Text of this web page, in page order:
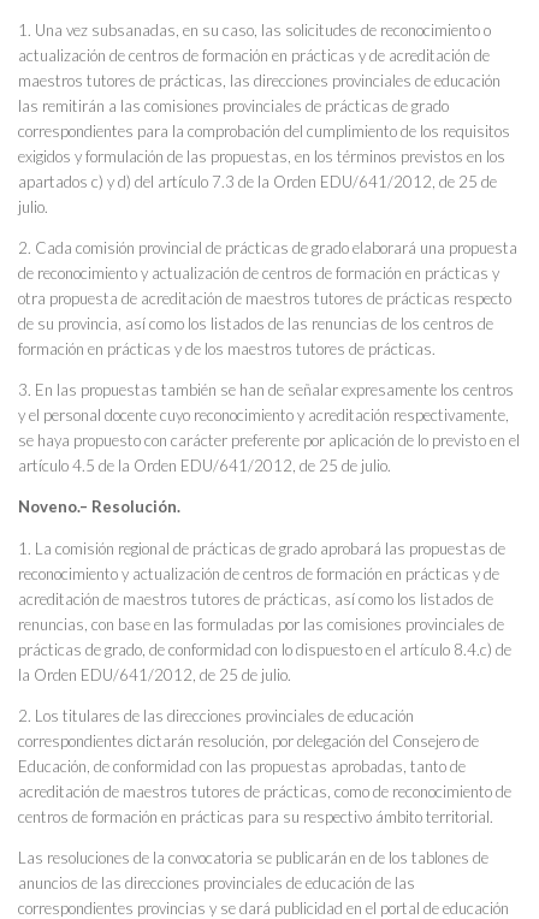
1. Una vez subsanadas, en su caso, las solicitudes de reconocimiento o
actualización de centros de formación en prácticas y de acreditación de
maestros tutores de prácticas, las direcciones provinciales de educación
las remitirán a las comisiones provinciales de prácticas de grado
correspondientes para la comprobación del cumplimiento de los requisitos
exigidos y formulación de las propuestas, en los términos previstos en los
apartados c) y d) del artículo 7.3 de la Orden EDU/641/2012, de 25 de
julio.
2. Cada comisión provincial de prácticas de grado elaborará una propuesta
de reconocimiento y actualización de centros de formación en prácticas y
otra propuesta de acreditación de maestros tutores de prácticas respecto
de su provincia, así como los listados de las renuncias de los centros de
formación en prácticas y de los maestros tutores de prácticas.
3. En las propuestas también se han de señalar expresamente los centros
y el personal docente cuyo reconocimiento y acreditación respectivamente,
se haya propuesto con carácter preferente por aplicación de lo previsto en el
artículo 4.5 de la Orden EDU/641/2012, de 25 de julio.
Noveno.– Resolución.
1. La comisión regional de prácticas de grado aprobará las propuestas de
reconocimiento y actualización de centros de formación en prácticas y de
acreditación de maestros tutores de prácticas, así como los listados de
renuncias, con base en las formuladas por las comisiones provinciales de
prácticas de grado, de conformidad con lo dispuesto en el artículo 8.4.c) de
la Orden EDU/641/2012, de 25 de julio.
2. Los titulares de las direcciones provinciales de educación
correspondientes dictarán resolución, por delegación del Consejero de
Educación, de conformidad con las propuestas aprobadas, tanto de
acreditación de maestros tutores de prácticas, como de reconocimiento de
centros de formación en prácticas para su respectivo ámbito territorial.
Las resoluciones de la convocatoria se publicarán en de los tablones de
anuncios de las direcciones provinciales de educación de las
correspondientes provincias y se dará publicidad en el portal de educación